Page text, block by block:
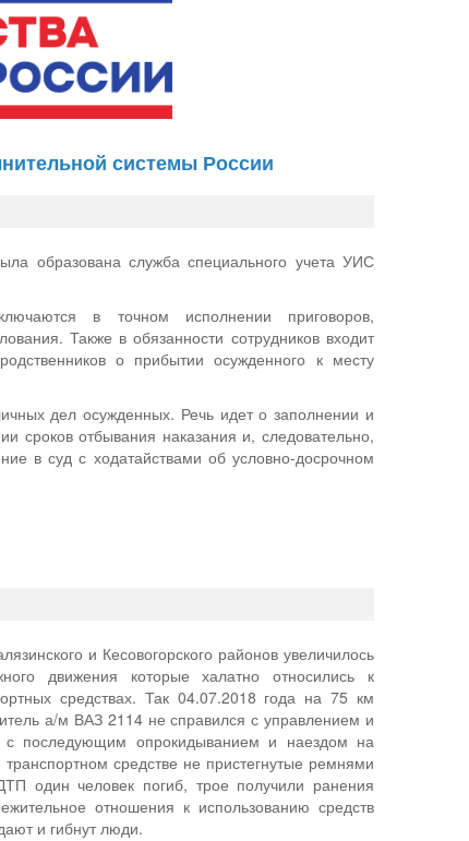
системы России
образована служба специального учета УИС
в точном исполнении приговоров,
Также в обязанности сотрудников входит
о прибытии осужденного к месту
дел осужденных. Речь идет о заполнении и
сроков отбывания наказания и, следовательно,
в суд с ходатайствами об условно-досрочном
и Кесовогорского районов увеличилось
движения которые халатно относились к
средствах. Так 04.07.2018 года на 75 км
а/м ВАЗ 2114 не справился с управлением и
последующим опрокидыванием и наездом на
средстве не пристегнутые ремнями
один человек погиб, трое получили ранения
отношения к использованию средств
и гибнут люди.